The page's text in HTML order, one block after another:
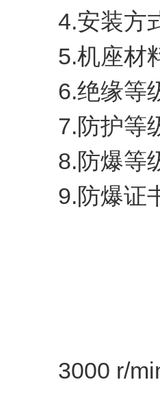
4.安装方
5.机座材
6.绝缘等
7.防护等
8.防爆等
9.防爆证
3000 r/